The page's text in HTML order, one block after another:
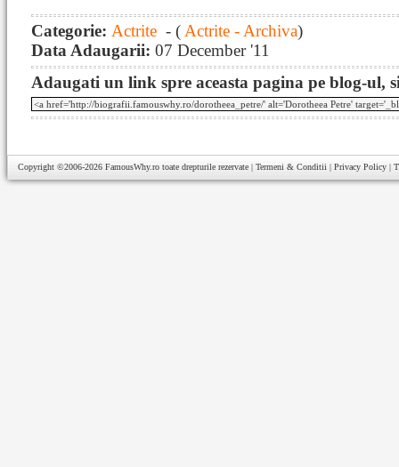
Categorie: Actrite - ( Actrite - Archiva)
Data Adaugarii: 07 December '11
Adaugati un link spre aceasta pagina pe blog-ul,
Copyright ©2006-2026 FamousWhy.ro toate drepturile rezervate | Termeni & Conditii | Privacy Policy |